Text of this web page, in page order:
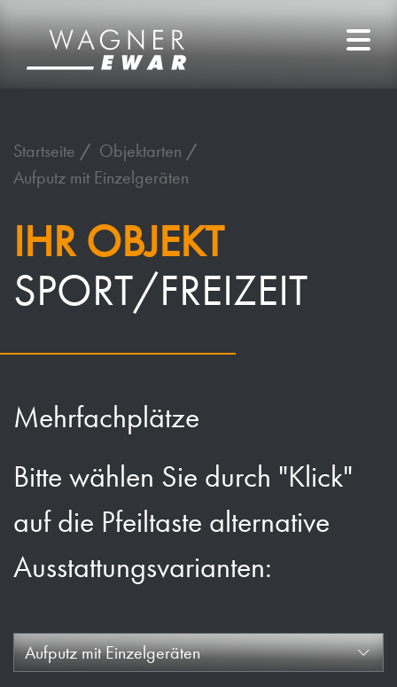
Startseite
Objektarten
Aufputz mit Einzelgeräten
IHR OBJEKT
SPORT/FREIZEIT
Mehrfachplätze
Bitte wählen Sie durch "Klick"
auf die Pfeiltaste alternative
Ausstattungsvarianten:
Aufputz mit Einzelgeräten